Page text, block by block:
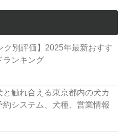
ク別評価】2025年最新おすす
ランキング
と触れ合える東京都内の犬カ
約システム、犬種、営業情報